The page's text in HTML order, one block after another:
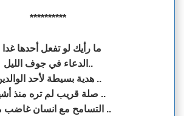
**********
ما رأيك لو تفعل أحدها غدا
..الدعاء في جوف الليل
.. هدية بسيطة لأحد
.. صلة قريب لم تره منذ
.. التسامح مع انسان غاضب